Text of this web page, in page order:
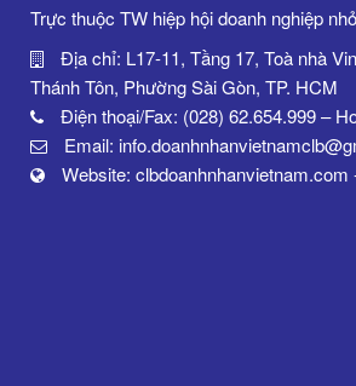
Trực thuộc TW hiệp hội doanh nghiệp
Địa chỉ: L17-11, Tầng 17, Toà nhà
Thánh Tôn, Phường Sài Gòn, TP. HCM
Điện thoại/Fax: (028) 62.654.999 –
Email:
Website: